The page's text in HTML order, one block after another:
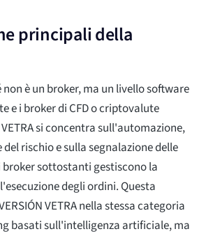
principali della
è un broker, ma un livello software
e i broker di CFD o criptovalute
si concentra sull'automazione,
rischio e sulla segnalazione delle
sottostanti gestiscono la
degli ordini. Questa
VETRA nella stessa categoria
basati sull'intelligenza artificiale, ma